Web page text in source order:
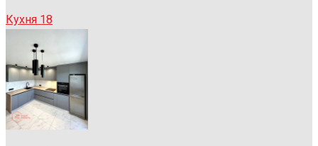
Кухня 18